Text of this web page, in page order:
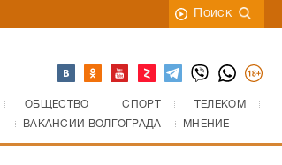
Поиск
ОБЩЕСТВО СПОРТ
ТЕЛЕКОМ
ВАКАНСИИ ВОЛГОГРАДА МНЕНИЕ